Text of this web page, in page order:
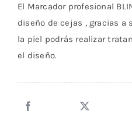
BLINK
cantidad
El Marcador profesional
diseño de cejas , gracias
la piel podrás realizar
el diseño.